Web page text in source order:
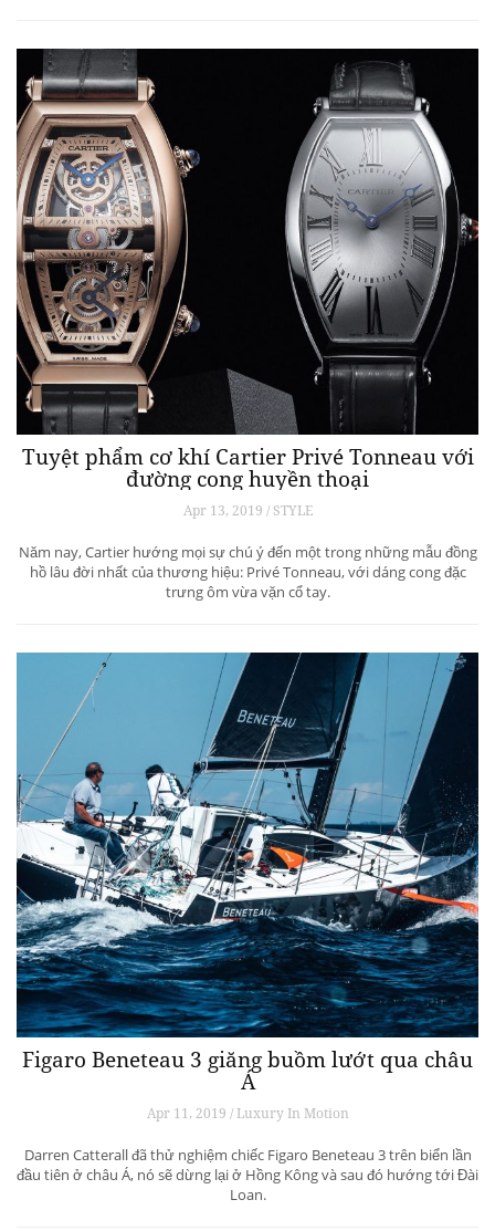
Tuyệt phẩm cơ khí Cartier Privé Tonneau với
đường cong huyền thoại
Apr 13, 2019 / STYLE
Năm nay, Cartier hướng mọi sự chú ý đến một trong những mẫu đồng
hồ lâu đời nhất của thương hiệu: Privé Tonneau, với dáng cong đặc
trưng ôm vừa vặn cổ tay.
Figaro Beneteau 3 giăng buồm lướt qua châu
Á
Apr 11, 2019 / Luxury In Motion
Darren Catterall đã thử nghiệm chiếc Figaro Beneteau 3 trên biển lần
đầu tiên ở châu Á, nó sẽ dừng lại ở Hồng Kông và sau đó hướng tới Đài
Loan.